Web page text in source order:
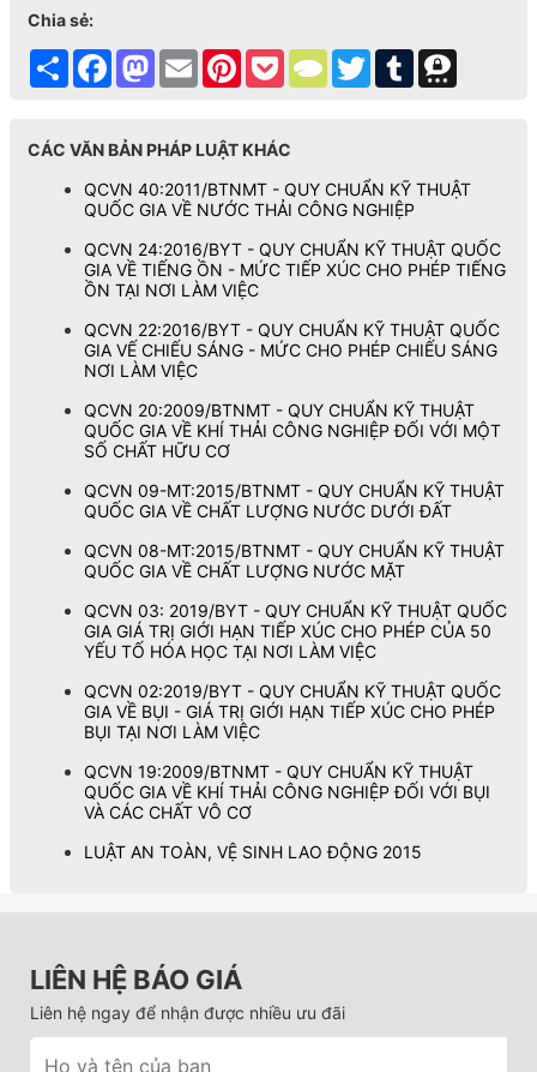
Chia sẻ:
Share FacebookMastodon
Email PinterestPocketTypePadTwitterTumblr
CÁC VĂN BẢN PHÁP LUẬT KHÁC
QCVN 40:2011/BTNMT - QUY CHUẨN KỸ THUẬT
QUỐC GIA VỀ NƯỚC THẢI CÔNG NGHIỆP
QCVN 24:2016/BYT - QUY CHUẨN KỸ THUẬT QUỐC
GIA VỀ TIẾNG ỒN - MỨC TIẾP XÚC CHO PHÉP TIẾNG
ỒN TẠI NƠI LÀM VIỆC
QCVN 22:2016/BYT - QUY CHUẨN KỸ THUẬT QUỐC
GIA VẾ CHIẾU SÁNG - MỨC CHO PHÉP CHIẾU SÁNG
NƠI LÀM VIỆC
QCVN 20:2009/BTNMT - QUY CHUẨN KỸ THUẬT
QUỐC GIA VỀ KHÍ THẢI CÔNG NGHIỆP ĐỐI VỚI MỘT
SỐ CHẤT HỮU CƠ
QCVN 09-MT:2015/BTNMT - QUY CHUẨN KỸ THUẬT
QUỐC GIA VỀ CHẤT LƯỢNG NƯỚC DƯỚI ĐẤT
QCVN 08-MT:2015/BTNMT - QUY CHUẨN KỸ THUẬT
QUỐC GIA VỀ CHẤT LƯỢNG NƯỚC MẶT
QCVN 03: 2019/BYT - QUY CHUẨN KỸ THUẬT QUỐC
GIA GIÁ TRỊ GIỚI HẠN TIẾP XÚC CHO PHÉP CỦA 50
YẾU TỐ HÓA HỌC TẠI NƠI LÀM VIỆC
QCVN 02:2019/BYT - QUY CHUẨN KỸ THUẬT QUỐC
GIA VỀ BỤI - GIÁ TRỊ GIỚI HẠN TIẾP XÚC CHO PHÉP
BỤI TẠI NƠI LÀM VIỆC
QCVN 19:2009/BTNMT - QUY CHUẨN KỸ THUẬT
QUỐC GIA VỀ KHÍ THẢI CÔNG NGHIỆP ĐỐI VỚI BỤI
VÀ CÁC CHẤT VÔ CƠ
LUẬT AN TOÀN, VỆ SINH LAO ĐỘNG 2015
LIÊN HỆ BÁO GIÁ
Liên hệ ngay để nhận được nhiều ưu đãi